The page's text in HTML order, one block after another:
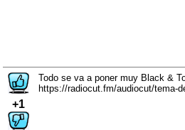
+1
Todo se va a poner muy Black &
https://radiocut.fm/audiocut/tema-